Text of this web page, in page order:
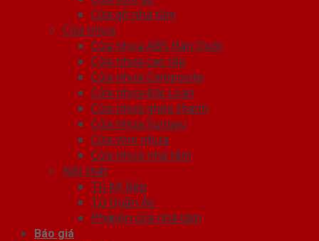
Cửa gỗ nhà tắm
Cửa nhựa
Cửa nhựa ABS Hàn Quốc
Cửa nhựa cao cấp
Cửa nhựa Composite
Cửa nhựa Đài Loan
Cửa nhựa ghép thanh
Cửa nhựa Sungyu
Cửa vòm nhựa
Cửa nhựa nhà tắm
Nội thất
Tủ Kệ Bếp
Tủ Quần Áo
Phụ kiện cửa nhà tắm
Báo giá